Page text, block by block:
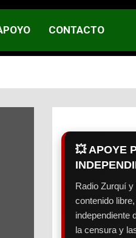
CONTACTO
💥 APOYE
Radio Zurquí
contenido
independiente
la censura y